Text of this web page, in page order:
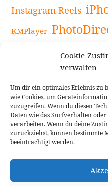
Cookie-
verwalten
Um dir ein optimales Erlebnis zu
wie Cookies, um
zuzugreifen. Wenn du diesen
Daten wie das Surfverhalten
verarbeiten. Wenn du deine
zurückziehst, können bestimmte
beeinträchtigt werden.
Instagram Reels
KMPlayer
Videoaufnahmen Tipps
Videoeffekte Vlogit